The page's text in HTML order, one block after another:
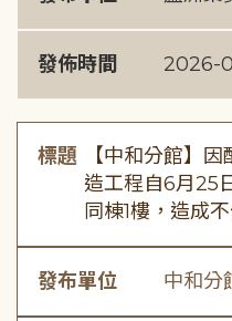
發佈時間 2026-
標題
【中和分館】
造工程自6月25
同棟1樓，造成
發布單位 中和分